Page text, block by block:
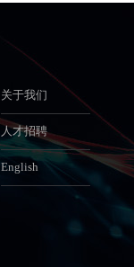
关于我们
人才招聘
English